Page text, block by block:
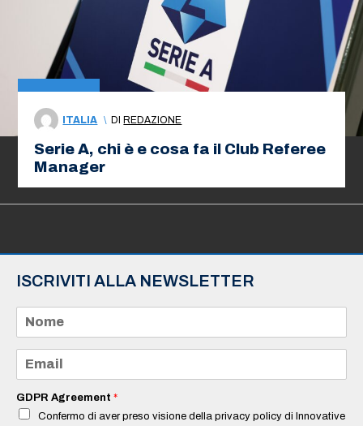
ITALIA \ DIREDAZIONE
Serie A, chi è e cosa fa il Club Referee
Manager
ISCRIVITI ALLA NEWSLETTER
m
e
a
i
*
GDPR Agreement *
Confermo di aver preso visione della privacy policy di Innovative